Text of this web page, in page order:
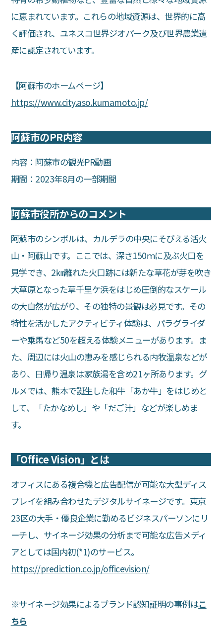
に恵まれています。これらの地域資源は、世界的に高
く評価され、ユネスコ世界ジオパーク及び世界農業遺
産に認定されています。
【阿蘇市のホームページ】
https://www.city.aso.kumamoto.jp/
阿蘇市のPR内容
内容：阿蘇市の観光PR動画
期間：2023年8月の一部期間
阿蘇市役所からのコメント
阿蘇市のシンボルは、カルデラの中央にそびえる活火
山・阿蘇山です。ここでは、深さ150ｍに及ぶ火口を
見学でき、2㎞離れた火口跡には新たな草花が芽を吹き
大草原となった草千里ケ浜をはじめ圧倒的なスケール
の大自然が広がり、その独特の景観は必見です。その
特性を活かしたアクティビティ体験は、パラグライダ
ーや乗馬など50を超える体験メニューがあります。ま
た、周辺には火山の恵みを感じられる内牧温泉などが
あり、日帰り温泉は家族湯を含め21ヶ所あります。グ
ルメでは、熊本で誕生した和牛「あか牛」をはじめと
して、「たかなめし」や「だご汁」などが楽しめま
す。
「Office Vision」とは
オフィスにある複合機と広告配信が可能な大型ディス
プレイを組み合わせたデジタルサイネージです。東京
23区の大手・優良企業に勤めるビジネスパーソンにリ
ーチし、サイネージ効果の分析まで可能な広告メディ
アとしては国内初(*1)のサービス。
https://prediction.co.jp/officevision/
※サイネージ効果によるブランド認知証明の事例はこ
ちら